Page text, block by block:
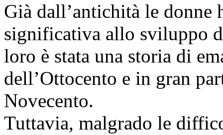
Già dall’antichità le
significativa allo sviluppo
loro è stata una storia di
dell’Ottocento e in gran
Novecento.
Tuttavia, malgrado le